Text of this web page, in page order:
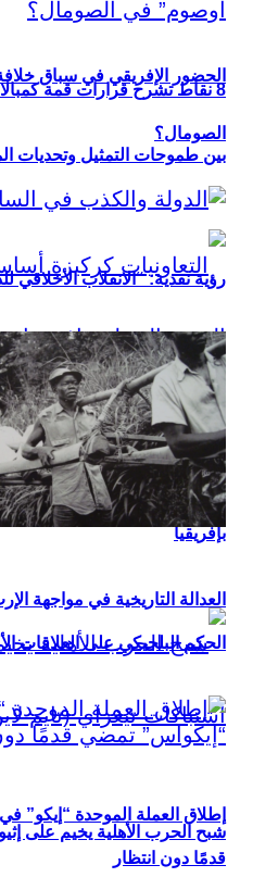
الحضور الإفريقي في سباق
بين طموحات التمثيل وتحديات
التعاونيات كركيزة أساسية في
بإفريقيا
شبح الحرب الأهلية يخيم على
8 نقاط تشرح قرارات قمة
الصومال؟
رؤية نقدية: “الانقلاب الأخلاقي
العدالة التاريخية في مواجهة
الحكم البلجيكي على العلاقات
قدمًا دون انتظار